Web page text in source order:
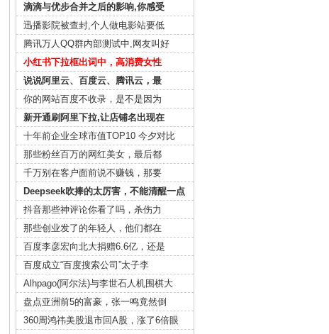
滴滴与优步合并之后的影响,你感受
迅播影院被查封,个人做电影站要低
腾讯万人QQ群内部测试中,网友叫好
小红书下拉框出词中，高消费女性
说说阿里云、百度云、腾讯云，最
你的网站百度不收录，是不是因为
新开通刷阿里下拉,让店铺名出现在
十年前企业全球市值TOP10 今夕对比
那些粉丝百万的网红美女，最后都
千万别在客户面前说不赚钱，那要
Deepseek吹捧的太厉害，不能清醒一点
抖音那些神评论你看了吗，杀伤力
那些创业发了的年轻人，他们都在
百度李彦宏向北大捐赠6.6亿，还是
百度成立“百度搜索公司”太子李
Alhpago(阿尔法)与李世石人机围棋大
盘点亚洲前5的富豪，张一鸣竟然倒
360周鸿祎美股退市回A股，涨了6倍眼